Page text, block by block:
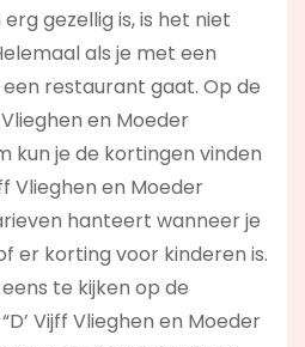
gezellig is, is het niet
als je met een
restaurant gaat. Op de
Vlieghen en Moeder
kun je de kortingen vinden
Vlieghen en Moeder
hanteert wanneer je
er korting voor kinderen is.
te kijken op de
Vijff Vlieghen en Moeder